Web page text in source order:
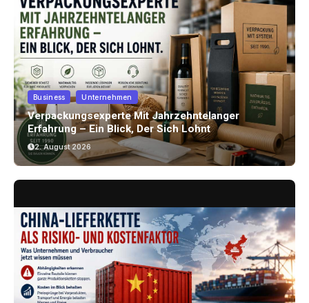
Business Unternehmen
Verpackungsexperte Mit Jahrzehntelanger
Erfahrung – Ein Blick, Der Sich Lohnt
2. August 2026